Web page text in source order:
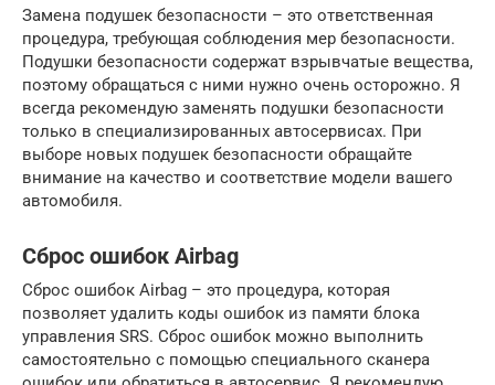
Замена подушек безопасности – это ответственная
процедура, требующая соблюдения мер безопасности.
Подушки безопасности содержат взрывчатые вещества,
поэтому обращаться с ними нужно очень осторожно. Я
всегда рекомендую заменять подушки безопасности
только в специализированных автосервисах. При
выборе новых подушек безопасности обращайте
внимание на качество и соответствие модели вашего
автомобиля.
Сброс ошибок Airbag
Сброс ошибок Airbag – это процедура, которая
позволяет удалить коды ошибок из памяти блока
управления SRS. Сброс ошибок можно выполнить
самостоятельно с помощью специального сканера